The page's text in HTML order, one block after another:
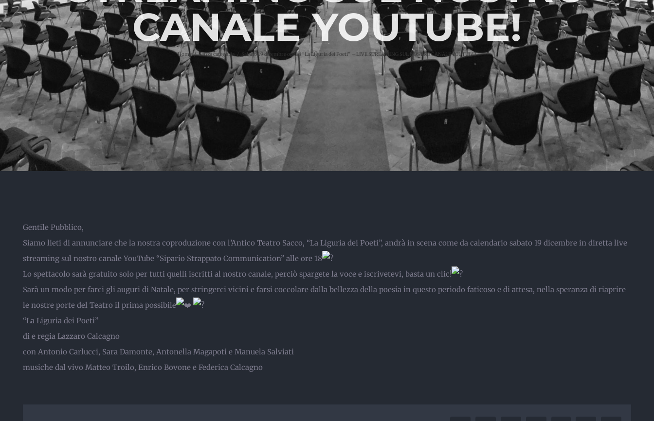
CANALE YOUTUBE!
Home Senza categoria Sabato 19 dicembre ore 18 “La Liguria dei Poeti” – LIVE STREAMING SUL NOSTRO CANALE YOUTUBE!
Gentile Pubblico,
Siamo lieti di annunciare che la nostra coproduzione con l’Antico Teatro Sacco, “La Liguria dei Poeti”, andrà in scena come da calendario sabato 19 dicembre in diretta live
streaming sul nostro canale YouTube “Sipario Strappato Communication” alle ore 18
Lo spettacolo sarà gratuito solo per tutti quelli iscritti al nostro canale, perciò spargete la voce e iscrivetevi, basta un clic!
Sarà un modo per farci gli auguri di Natale, per stringerci vicini e farsi coccolare dalla bellezza della poesia in questo periodo faticoso e di attesa, nella speranza di riaprire
le nostre porte del Teatro il prima possibile
“La Liguria dei Poeti”
di e regia Lazzaro Calcagno
con Antonio Carlucci, Sara Damonte, Antonella Magapoti e Manuela Salviati
musiche dal vivo Matteo Troilo, Enrico Bovone e Federica Calcagno